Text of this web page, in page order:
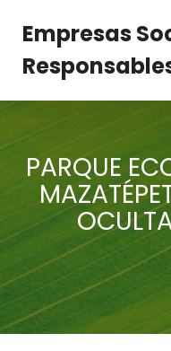
Empresas
PARQUE